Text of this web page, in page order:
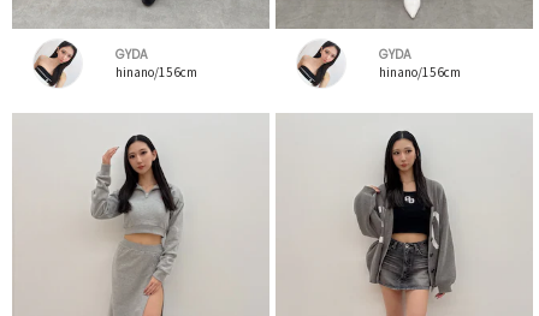
GYDA
hinano/156cm
GYDA
hinano/156cm